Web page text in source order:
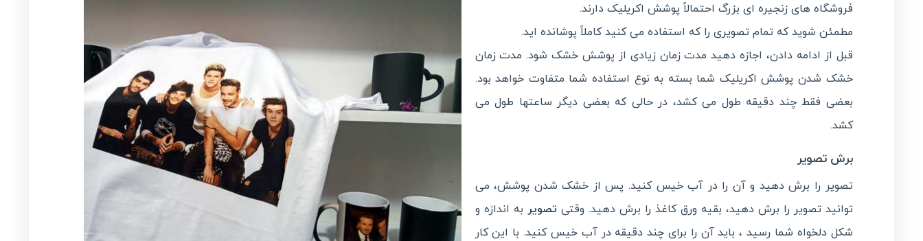
فروشگاه های زنجیره ای بزرگ احتمالاً پوشش اکریلیک دارند.
مطمئن شوید که تمام تصویری را که استفاده می کنید کاملاً پوشانده اید.
قبل از ادامه دادن، اجازه دهید مدت زمان زیادی از پوشش خشک شود. مدت زمان
خشک شدن پوشش اکریلیک شما بسته به نوع استفاده شما متفاوت خواهد بود.
بعضی فقط چند دقیقه طول می کشد، در حالی که بعضی دیگر ساعتها طول می
کشد.
برش تصویر
تصویر را برش دهید و آن را در آب خیس کنید. پس از خشک شدن پوشش، می
توانید تصویر را برش دهید، بقیه ورق کاغذ را برش دهید. وقتی تصویر به اندازه و
شکل دلخواه شما رسید ، باید آن را برای چند دقیقه در آب خیس کنید. با این کار